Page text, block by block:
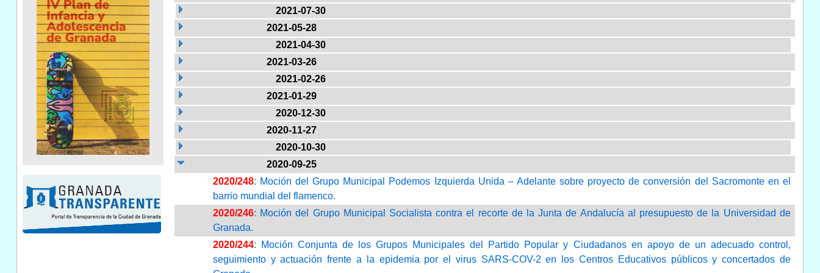
2021-07-30
2021-05-28
2021-04-30
2021-03-26
2021-02-26
2021-01-29
2020-12-30
2020-11-27
2020-10-30
2020-09-25
2020/248: Moción del Grupo Municipal Podemos Izquierda Unida – Adelante sobre proyecto de conversión del Sacromonte en el
barrio mundial del flamenco.
2020/246: Moción del Grupo Municipal Socialista contra el recorte de la Junta de Andalucía al presupuesto de la Universidad de
Granada.
2020/244: Moción Conjunta de los Grupos Municipales del Partido Popular y Ciudadanos en apoyo de un adecuado control,
seguimiento y actuación frente a la epidemia por el virus SARS-COV-2 en los Centros Educativos públicos y concertados de